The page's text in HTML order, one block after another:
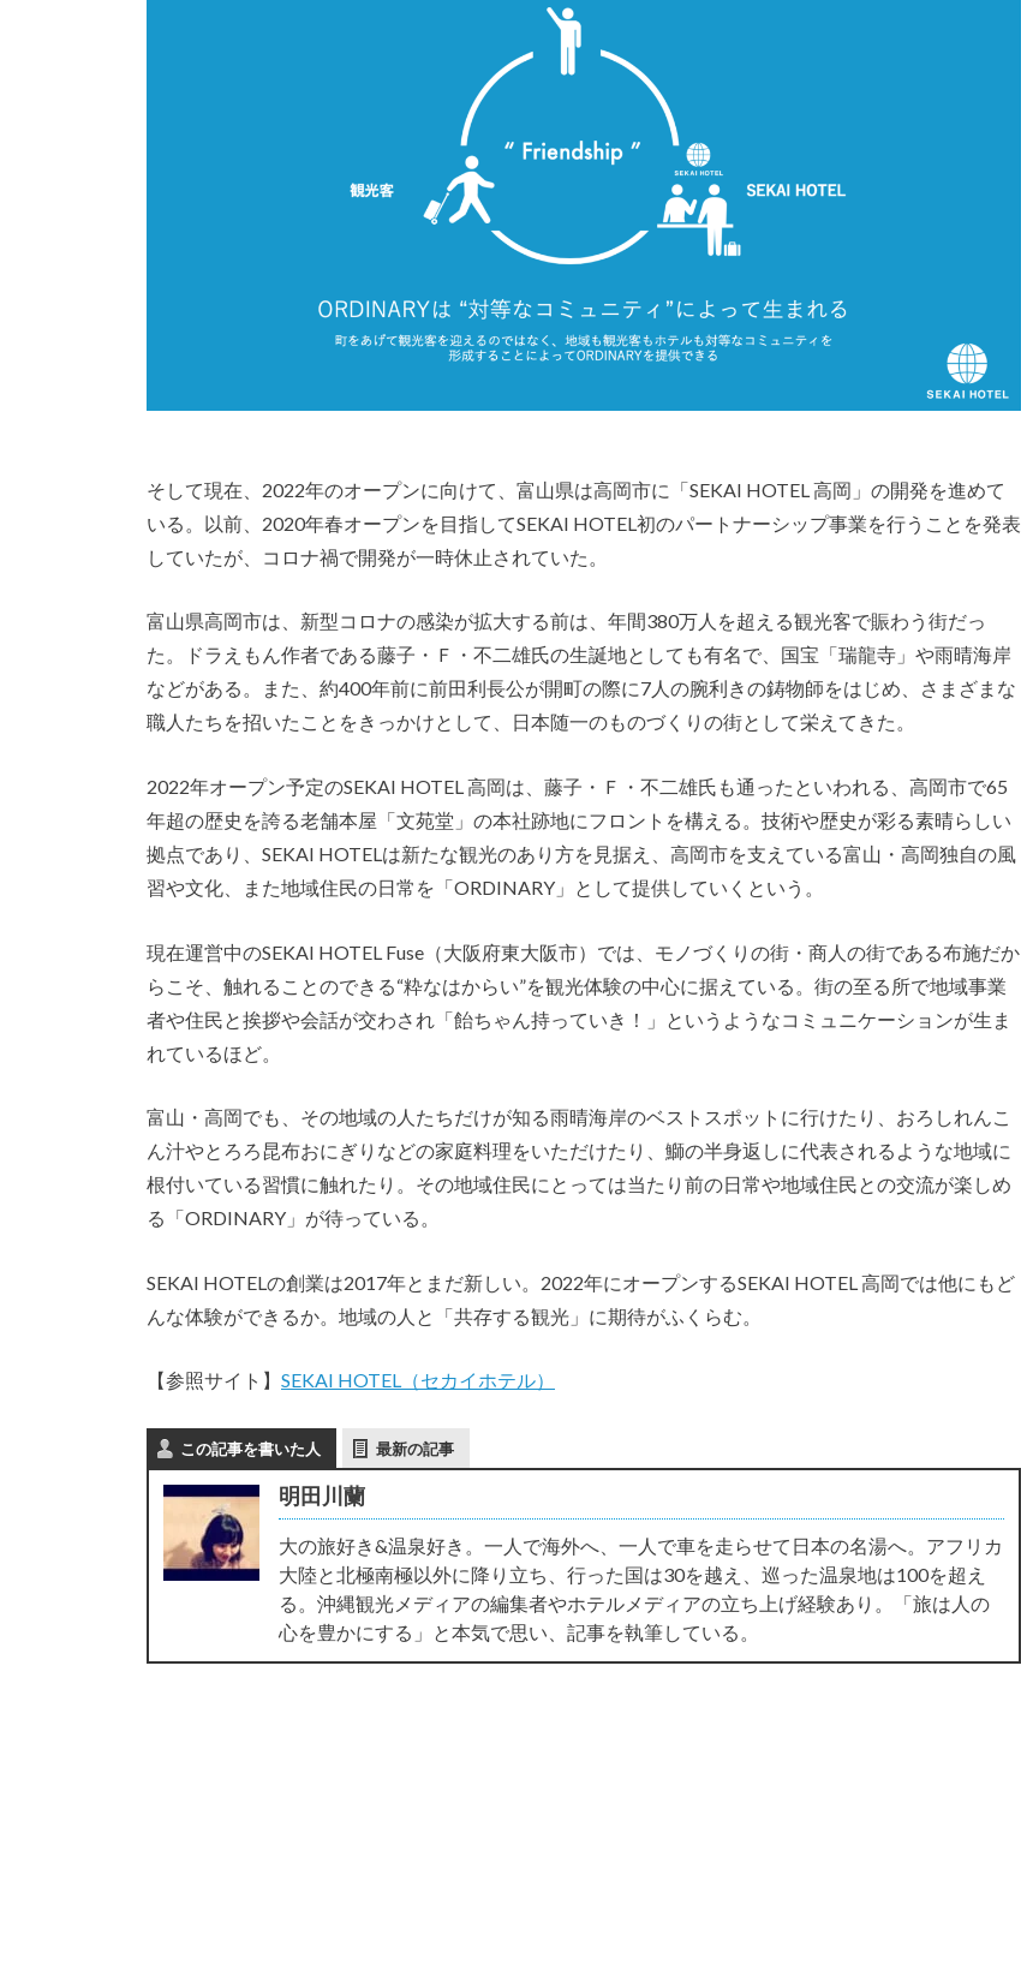
そして現在、2022年のオープンに向けて、富山県は高岡市に「SEKAI HOTEL 高岡」の開発を進めて
いる。以前、2020年春オープンを目指してSEKAI HOTEL初のパートナーシップ事業を行うことを発表
していたが、コロナ禍で開発が一時休止されていた。
富山県高岡市は、新型コロナの感染が拡大する前は、年間380万人を超える観光客で賑わう街だっ
た。ドラえもん作者である藤子・Ｆ・不二雄氏の生誕地としても有名で、国宝「瑞龍寺」や雨晴海岸
などがある。また、約400年前に前田利長公が開町の際に7人の腕利きの鋳物師をはじめ、さまざまな
職人たちを招いたことをきっかけとして、日本随一のものづくりの街として栄えてきた。
2022年オープン予定のSEKAI HOTEL 高岡は、藤子・Ｆ・不二雄氏も通ったといわれる、高岡市で65
年超の歴史を誇る老舗本屋「文苑堂」の本社跡地にフロントを構える。技術や歴史が彩る素晴らしい
拠点であり、SEKAI HOTELは新たな観光のあり方を見据え、高岡市を支えている富山・高岡独自の風
習や文化、また地域住民の日常を「ORDINARY」として提供していくという。
現在運営中のSEKAI HOTEL Fuse（大阪府東大阪市）では、モノづくりの街・商人の街である布施だか
らこそ、触れることのできる“粋なはからい”を観光体験の中心に据えている。街の至る所で地域事業
者や住民と挨拶や会話が交わされ「飴ちゃん持っていき！」というようなコミュニケーションが生ま
れているほど。
富山・高岡でも、その地域の人たちだけが知る雨晴海岸のベストスポットに行けたり、おろしれんこ
ん汁やとろろ昆布おにぎりなどの家庭料理をいただけたり、鰤の半身返しに代表されるような地域に
根付いている習慣に触れたり。その地域住民にとっては当たり前の日常や地域住民との交流が楽しめ
る「ORDINARY」が待っている。
SEKAI HOTELの創業は2017年とまだ新しい。2022年にオープンするSEKAI HOTEL 高岡では他にもど
んな体験ができるか。地域の人と「共存する観光」に期待がふくらむ。
【参照サイト】 SEKAI HOTEL（セカイホテル）
この記事を書いた人 最新の記事
明田川蘭
大の旅好き&温泉好き。一人で海外へ、一人で車を走らせて日本の名湯へ。アフリカ
大陸と北極南極以外に降り立ち、行った国は30を越え、巡った温泉地は100を超え
る。沖縄観光メディアの編集者やホテルメディアの立ち上げ経験あり。「旅は人の
心を豊かにする」と本気で思い、記事を執筆している。